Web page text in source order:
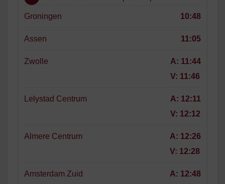
Groningen 10:48
Assen 11:05
Zwolle A: 11:44
V: 11:46
Lelystad Centrum A: 12:11
V: 12:12
Almere Centrum A: 12:26
V: 12:28
Amsterdam Zuid A: 12:48